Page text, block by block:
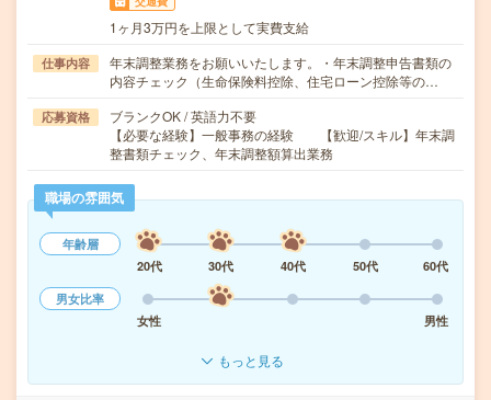
1ヶ月3万円を上限として実費支給
仕事内容
年末調整業務をお願いいたします。・年末調整申告書類の
内容チェック（生命保険料控除、住宅ローン控除等の…
応募資格
ブランクOK / 英語力不要
【必要な経験】一般事務の経験 【歓迎/スキル】年末調
整書類チェック、年末調整額算出業務
職場の雰囲気
年齢層
20代
30代 40代 50代
60代
男女比率
女性
男性
もっと見る